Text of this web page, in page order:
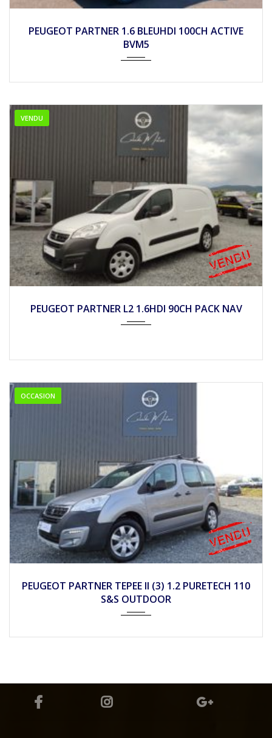
PEUGEOT PARTNER 1.6 BLEUHDI 100CH ACTIVE
BVM5
VENDU
PEUGEOT PARTNER L2 1.6HDI 90CH PACK NAV
OCCASION
PEUGEOT PARTNER TEPEE II (3) 1.2 PURETECH 110
S&S OUTDOOR